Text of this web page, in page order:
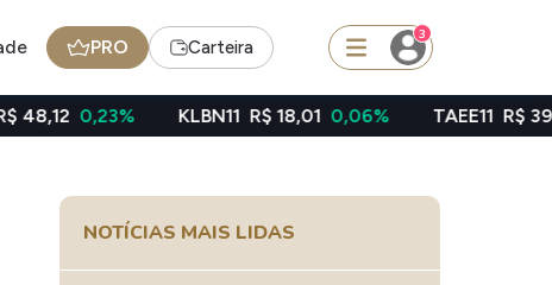
PRO Carteira
3
KLBN11 R$ 18,01 0,06% TAEE11 R$ 39,49 -0,43%
NOTÍCIAS MAIS LIDAS